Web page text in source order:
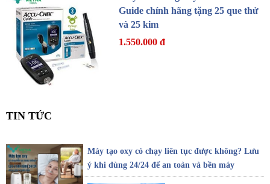
Guide chính hãng tặng 25 que thử
và 25 kim
1.550.000 đ
TIN TỨC
Máy tạo oxy có chạy liên tục được không? Lưu
ý khi dùng 24/24 để an toàn và bền máy